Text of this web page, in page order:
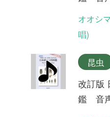
鑑 音声
タイワンヒグ
昆虫
改訂版 日本
鑑 音声